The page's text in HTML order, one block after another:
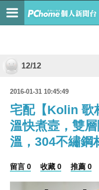
12/12
2016-01-31 10:45:49
宅配【Kolin 歌
溫快煮壼，雙
溫，304不繡鋼
留言 0 收藏 0 推薦 0